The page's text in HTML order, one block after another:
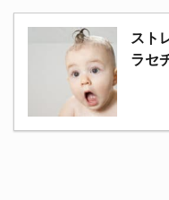
スト
ラセ